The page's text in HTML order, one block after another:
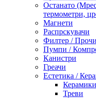
Останато
термометри,
Магнети
Распрскувачи
Филтер /
Пумпи /
Канистри
Греачи
Естетика /
Керамики
Треви